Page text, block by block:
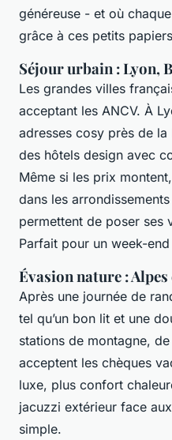
généreuse - et où
grâce à ces petits
Séjour urbain : Lyon,
Les grandes villes
acceptant les ANCV. À
adresses cosy près de la
des hôtels design avec
Même si les prix
dans les
permettent de poser ses
Parfait pour un week-
Évasion nature : Alpes
Après une journée de
tel qu’un bon lit et une
stations de montagne,
acceptent les chèques
luxe, plus confort
jacuzzi extérieur face
simple.